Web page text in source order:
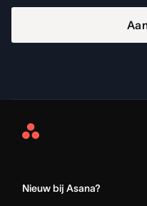
Asana
Nieuw bij Asana?